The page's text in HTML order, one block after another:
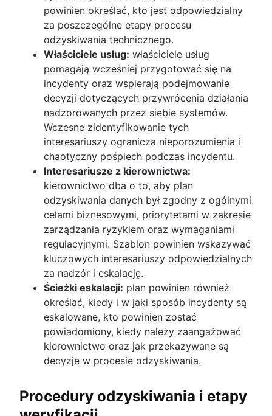
powinien określać, kto jest odpowiedzialny
za poszczególne etapy procesu
odzyskiwania technicznego.
Właściciele usług: właściciele usług
pomagają wcześniej przygotować się na
incydenty oraz wspierają podejmowanie
decyzji dotyczących przywrócenia działania
nadzorowanych przez siebie systemów.
Wczesne zidentyfikowanie tych
interesariuszy ogranicza nieporozumienia i
chaotyczny pośpiech podczas incydentu.
Interesariusze z kierownictwa:
kierownictwo dba o to, aby plan
odzyskiwania danych był zgodny z ogólnymi
celami biznesowymi, priorytetami w zakresie
zarządzania ryzykiem oraz wymaganiami
regulacyjnymi. Szablon powinien wskazywać
kluczowych interesariuszy odpowiedzialnych
za nadzór i eskalację.
Ścieżki eskalacji: plan powinien również
określać, kiedy i w jaki sposób incydenty są
eskalowane, kto powinien zostać
powiadomiony, kiedy należy zaangażować
kierownictwo oraz jak przekazywane są
decyzje w procesie odzyskiwania.
Procedury odzyskiwania i etapy